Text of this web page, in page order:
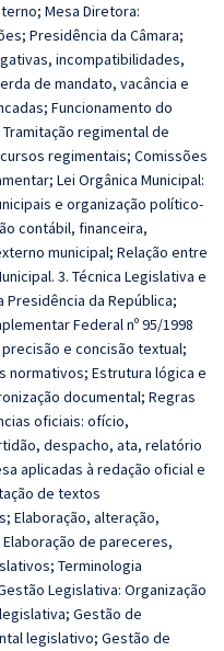
Mesa Diretora:
Presidência da Câmara;
incompatibilidades,
de mandato, vacância e
Funcionamento do
regimental de
regimentais; Comissões
Lei Orgânica Municipal:
e organização político-
contábil, financeira,
municipal; Relação entre
3. Técnica Legislativa e
Presidência da República;
Federal nº 95/1998
e concisão textual;
normativos; Estrutura lógica e
documental; Regras
oficiais: ofício,
despacho, ata, relatório
aplicadas à redação oficial e
de textos
Elaboração, alteração,
de pareceres,
Terminologia
Legislativa: Organização
Gestão de
legislativo; Gestão de